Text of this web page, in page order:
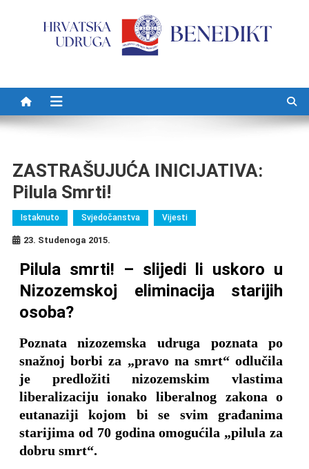
ZASTRAŠUJUĆA INICIJATIVA:
Pilula Smrti!
Istaknuto Svjedočanstva Vijesti
23. Studenoga 2015.
Pilula smrti! – slijedi li uskoro u
Nizozemskoj eliminacija starijih
osoba?
Poznata nizozemska udruga poznata po
snažnoj borbi za „pravo na smrt“ odlučila
je predložiti nizozemskim vlastima
liberalizaciju ionako liberalnog zakona o
eutanaziji kojom bi se svim građanima
starijima od 70 godina omogućila „pilula za
dobru smrt“.